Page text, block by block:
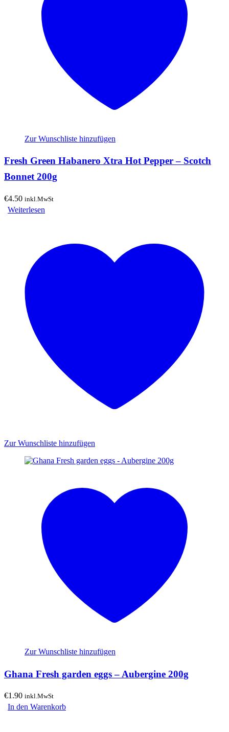
Zur Wunschliste hinzufügen
Fresh Green Habanero Xtra Hot Pepper – Scotch
Bonnet 200g
€4.50 inkl.MwSt
Weiterlesen
Zur Wunschliste hinzufügen
Zur Wunschliste hinzufügen
Ghana Fresh garden eggs – Aubergine 200g
€1.90 inkl.MwSt
In den Warenkorb